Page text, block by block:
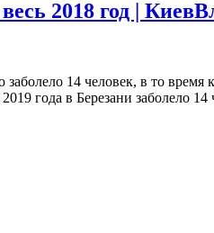
2018 год |
заболело 14 человек, в то
года в Березани заболело